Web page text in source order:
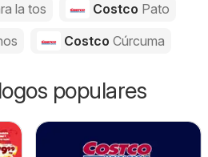
la tos Costco Pato
Costco Cúrcuma
populares